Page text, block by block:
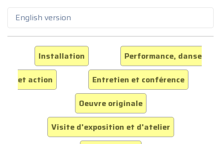
English version
Installation
Performance, danse
et action
Entretien et conférence
Oeuvre originale
Visite d'exposition et d'atelier